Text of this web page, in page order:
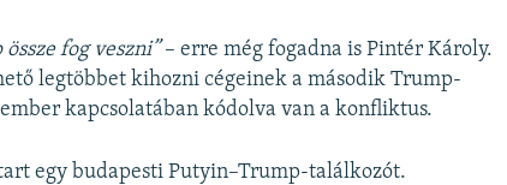
fog veszni”– erre még fogadna is Pintér Károly.
legtöbbet kihozni cégeinek a második Trump-
kapcsolatában kódolva van a konfliktus.
egy budapesti Putyin–Trump-találkozót.